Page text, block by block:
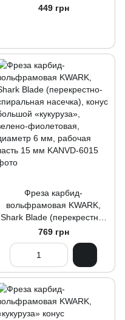
красный, 4 мм.
449 грн
Фреза карбид-
вольфрамовая KWARK,
Shark Blade (перекрестно-
спиральная насечка), конус
большой «кукуруза»,
зелено-фиолетовая,
диаметр 6 мм, рабочая
часть 15 мм
769 грн